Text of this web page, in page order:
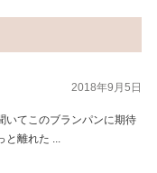
2018年9月5日
いてこのブランパンに期待
離れた ...